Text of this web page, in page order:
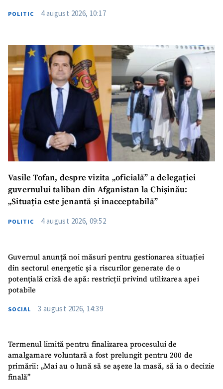
POLITIC 4 august 2026, 10:17
Vasile Tofan, despre vizita „oficială” a delegației
guvernului taliban din Afganistan la Chișinău:
„Situația este jenantă și inacceptabilă”
POLITIC 4 august 2026, 09:52
Guvernul anunță noi măsuri pentru gestionarea situației
din sectorul energetic și a riscurilor generate de o
potențială criză de apă: restricții privind utilizarea apei
potabile
SOCIAL 3 august 2026, 14:39
Termenul limită pentru finalizarea procesului de
amalgamare voluntară a fost prelungit pentru 200 de
primării: „Mai au o lună să se așeze la masă, să ia o decizie
finală”